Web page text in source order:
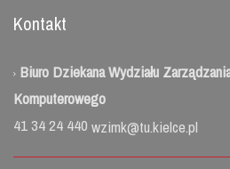
Kontakt
Biuro Dziekana Wydziału
Komputerowego
41 34 24 440 wzimk@tu.kielce.pl